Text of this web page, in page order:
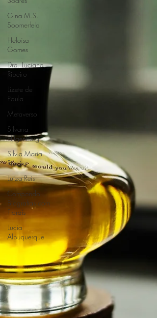
Gina M.S.
Soomerfeld
Heloisa
Gomes
Dra. Luciana
Ribeiro
Lizete de
Paula
Metaverso
Silvana
Hilgenberg
Silvia Maria
Ribeiro
Luiza Reis
Compondo
Biografias com
Florais
Lucia
Albuquerque